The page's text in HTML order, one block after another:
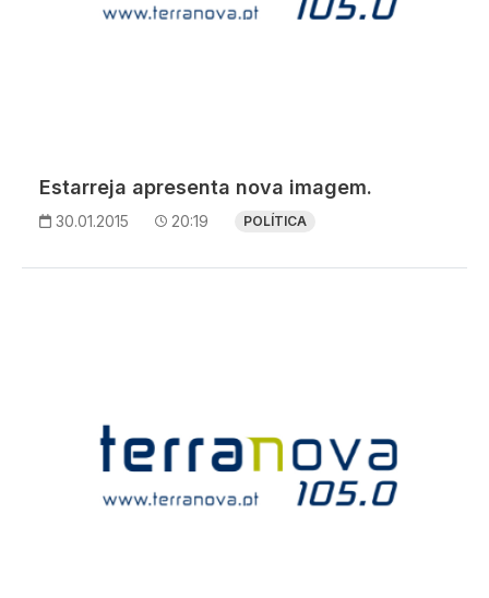
Estarreja apresenta nova imagem.
30.01.2015 20:19 POLÍTICA